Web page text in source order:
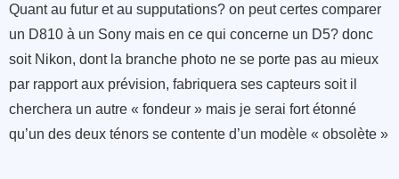
Quant au futur et au supputations? on peut certes comparer
un D810 à un Sony mais en ce qui concerne un D5? donc
soit Nikon, dont la branche photo ne se porte pas au mieux
par rapport aux prévision, fabriquera ses capteurs soit il
cherchera un autre « fondeur » mais je serai fort étonné
qu’un des deux ténors se contente d’un modèle « obsolète »